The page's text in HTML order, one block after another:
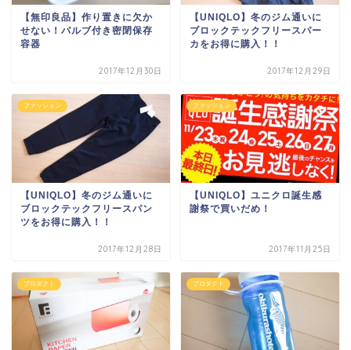
【無印良品】作り置きに欠か
せない！バルブ付き密閉保存
容器
2017年12月30日
【UNIQLO】冬のジム通いに
ブロックテックフリースパー
カをお得に購入！！
2017年12月29日
ファッション
【UNIQLO】冬のジム通いに
ブロックテックフリースパン
ツをお得に購入！！
2017年12月28日
ファッション
【UNIQLO】ユニクロ誕生感
謝祭で買いだめ！
2017年11月25日
プロダクト プロダクト